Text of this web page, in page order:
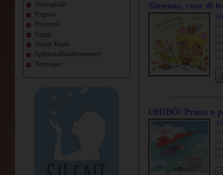
Noiregialli
Pegaso
Percorsi
Saggi
Silent Book
Spiritualitàebenessere
Teenager
Simeone, cuor di
OHIBÒ! Prima o